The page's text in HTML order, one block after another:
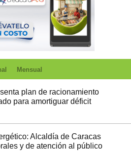
Mensual
plan de racionamiento
para amortiguar déficit
Alcaldía de Caracas
y de atención al público